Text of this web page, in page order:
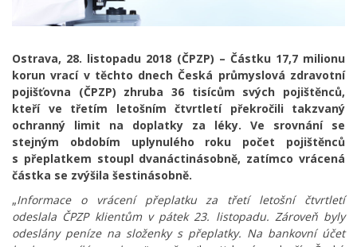
Ostrava, 28. listopadu 2018 (ČPZP) – Částku 17,7 milionu
korun vrací v těchto dnech Česká průmyslová zdravotní
pojišťovna (ČPZP) zhruba 36 tisícům svých pojištěnců,
kteří ve třetím letošním čtvrtletí překročili takzvaný
ochranný limit na doplatky za léky. Ve srovnání se
stejným obdobím uplynulého roku počet pojištěnců
s přeplatkem stoupl dvanáctinásobně, zatímco vrácená
částka se zvýšila šestinásobně.
„Informace o vrácení přeplatku za třetí letošní čtvrtletí
odeslala ČPZP klientům v pátek 23. listopadu. Zároveň byly
odeslány peníze na složenky s přeplatky. Na bankovní účet